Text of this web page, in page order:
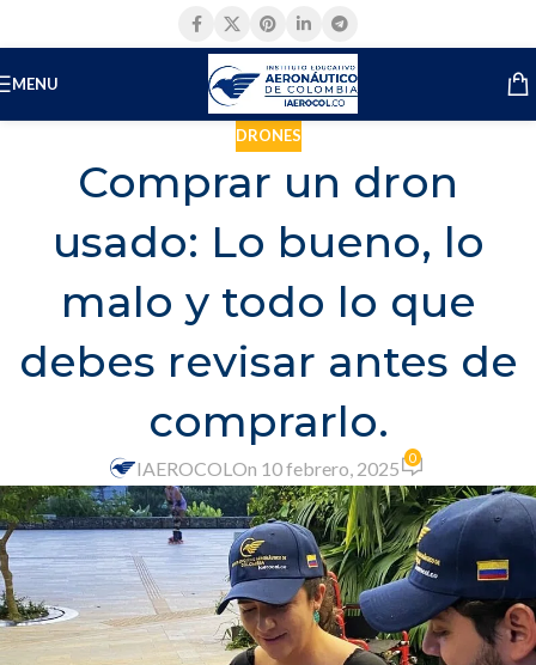
MENU
DRONES
Comprar un dron
usado: Lo bueno, lo
malo y todo lo que
debes revisar antes de
comprarlo.
IAEROCOLOn 10 febrero, 2025 0